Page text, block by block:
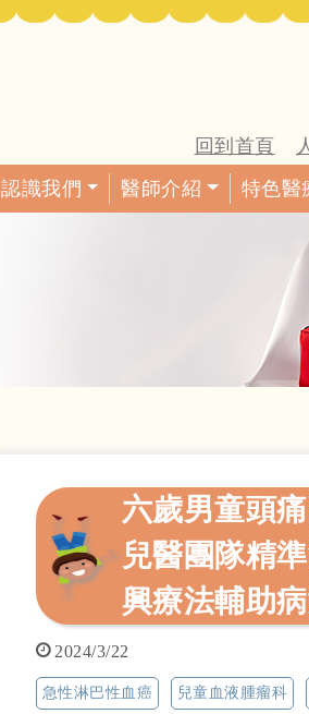
回到首頁
認識我們 醫師介紹 特色醫
六歲男童頭
兒醫團隊精
興療法輔助
2024/3/22
急性淋巴性血癌 兒童血液腫瘤科